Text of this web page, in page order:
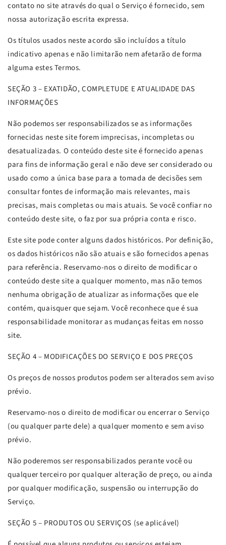
contato no site através do qual o Serviço é fornecido, sem
nossa autorização escrita expressa.
Os títulos usados neste acordo são incluídos a título
indicativo apenas e não limitarão nem afetarão de forma
alguma estes Termos.
SEÇÃO 3 – EXATIDÃO, COMPLETUDE E ATUALIDADE DAS
INFORMAÇÕES
Não podemos ser responsabilizados se as informações
fornecidas neste site forem imprecisas, incompletas ou
desatualizadas. O conteúdo deste site é fornecido apenas
para fins de informação geral e não deve ser considerado ou
usado como a única base para a tomada de decisões sem
consultar fontes de informação mais relevantes, mais
precisas, mais completas ou mais atuais. Se você confiar no
conteúdo deste site, o faz por sua própria conta e risco.
Este site pode conter alguns dados históricos. Por definição,
os dados históricos não são atuais e são fornecidos apenas
para referência. Reservamo-nos o direito de modificar o
conteúdo deste site a qualquer momento, mas não temos
nenhuma obrigação de atualizar as informações que ele
contém, quaisquer que sejam. Você reconhece que é sua
responsabilidade monitorar as mudanças feitas em nosso
site.
SEÇÃO 4 – MODIFICAÇÕES DO SERVIÇO E DOS PREÇOS
Os preços de nossos produtos podem ser alterados sem aviso
prévio.
Reservamo-nos o direito de modificar ou encerrar o Serviço
(ou qualquer parte dele) a qualquer momento e sem aviso
prévio.
Não poderemos ser responsabilizados perante você ou
qualquer terceiro por qualquer alteração de preço, ou ainda
por qualquer modificação, suspensão ou interrupção do
Serviço.
SEÇÃO 5 – PRODUTOS OU SERVIÇOS (se aplicável)